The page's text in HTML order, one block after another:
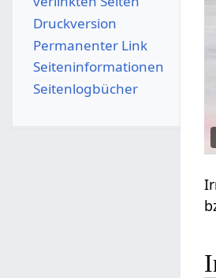
Druckversion
Permanenter Link
Seiten­­informationen
Seitenlogbücher